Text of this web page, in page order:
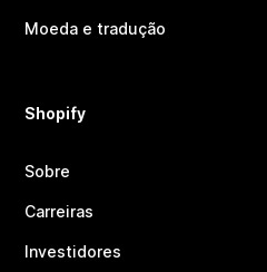
Moeda e tradução
Shopify
Sobre
Carreiras
Investidores